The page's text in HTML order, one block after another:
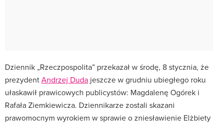
Dziennik „Rzeczpospolita” przekazał w środę, 8 stycznia, że
prezydentAndrzej Duda jeszcze w grudniu ubiegłego roku
ułaskawił prawicowych publicystów: Magdalenę Ogórek i
Rafała Ziemkiewicza. Dziennikarze zostali skazani
prawomocnym wyrokiem w sprawie o zniesławienie Elżbiety